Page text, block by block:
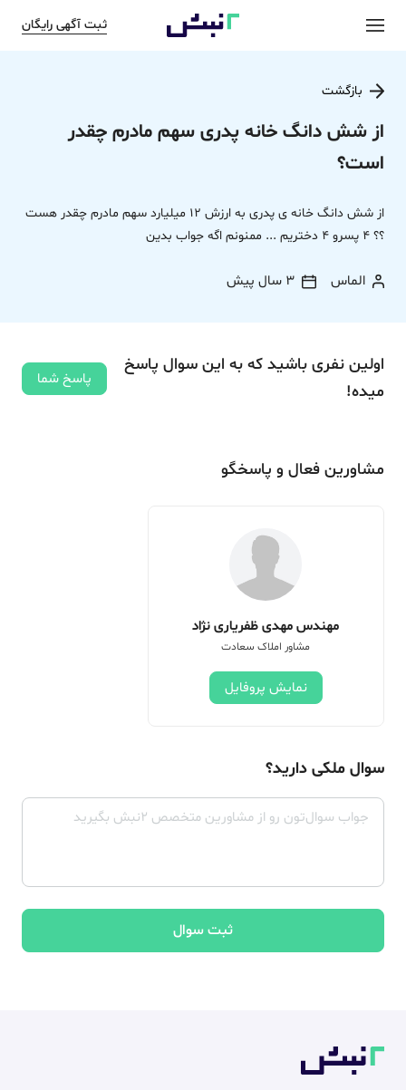
ثبت آگهی رایگان
بازگشت
از شش دانگ خانه پدری سهم مادرم چقدر
است؟
از شش دانگ خانه ی پدری به ارزش 12 میلیارد سهم مادرم چقدر هست
؟؟ 4 پسرو 4 دختریم ... ممنونم اگه جواب بدین
الماس 3 سال پیش
اولین نفری باشید که به این سوال پاسخ
میده!
پاسخ شما
مشاورین فعال و پاسخگو
مهندس مهدی ظفریاری نژاد
مشاور املاک سعادت
نمایش پروفایل
سوال ملکی دارید؟
ثبت سوال